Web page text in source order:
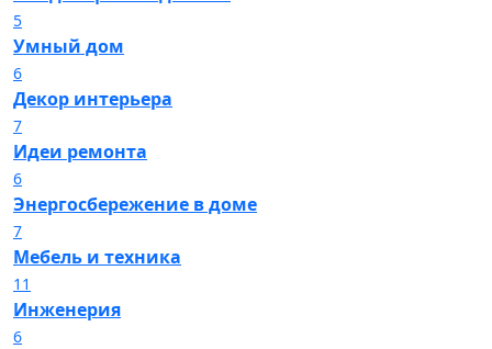
5
Умный дом
6
Декор интерьера
7
Идеи ремонта
6
Энергосбережение в доме
7
Мебель и техника
11
Инженерия
6